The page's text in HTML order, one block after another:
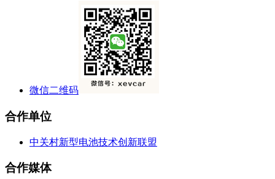
微信二维码
合作单位
中关村新型电池技术创新联盟
合作媒体